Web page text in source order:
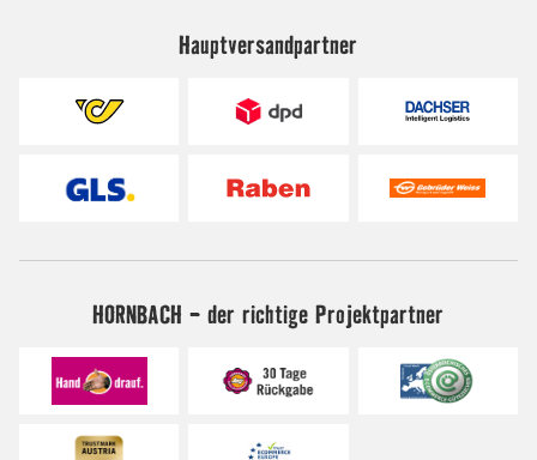
Hauptversandpartner
HORNBACH - der richtige Projektpartner